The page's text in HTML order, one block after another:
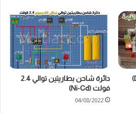
دائرة مصدر جهد مستمر (DC)
دائرة شاحن بطاريتين توالي 2.4
فولت (Ni-Cd)
04/08/2022